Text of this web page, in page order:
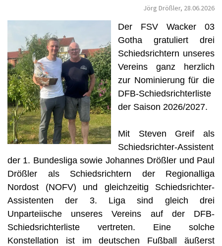
Jörg Drößler, 28.06.2026
Der FSV Wacker 03
Gotha gratuliert drei
Schiedsrichtern unseres
Vereins ganz herzlich
zur Nominierung für die
DFB-Schiedsrichterliste
der Saison 2026/2027.
Mit Steven Greif als
Schiedsrichter-Assistent
der 1. Bundesliga sowie Johannes Drößler und Paul
Drößler als Schiedsrichtern der Regionalliga
Nordost (NOFV) und gleichzeitig Schiedsrichter-
Assistenten der 3. Liga sind gleich drei
Unparteiische unseres Vereins auf der DFB-
Schiedsrichterliste vertreten. Eine solche
Konstellation ist im deutschen Fußball äußerst